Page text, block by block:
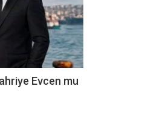
Evcen mu